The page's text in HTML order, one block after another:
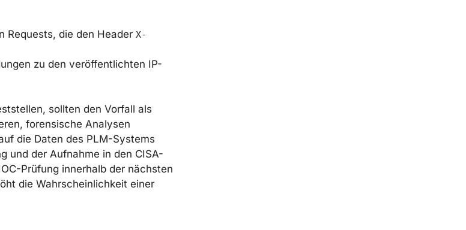
Requests, die den Header X-
zu den veröffentlichten IP-
sollten den Vorfall als
forensische Analysen
die Daten des PLM-Systems
und der Aufnahme in den CISA-
Prüfung innerhalb der nächsten
die Wahrscheinlichkeit einer